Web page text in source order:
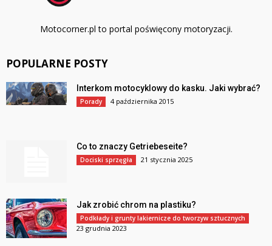
Motocorner.pl to portal poświęcony motoryzacji.
POPULARNE POSTY
Interkom motocyklowy do kasku. Jaki wybrać?
Porady 4 października 2015
Co to znaczy Getriebeseite?
Dociski sprzęgła 21 stycznia 2025
Jak zrobić chrom na plastiku?
Podkłady i grunty lakiernicze do tworzyw sztucznych
23 grudnia 2023